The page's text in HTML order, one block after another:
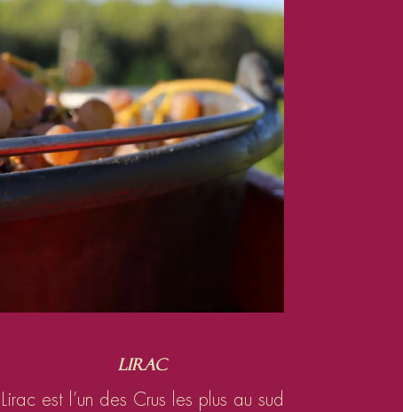
Lirac
Lirac est l’un des Crus les plus au sud